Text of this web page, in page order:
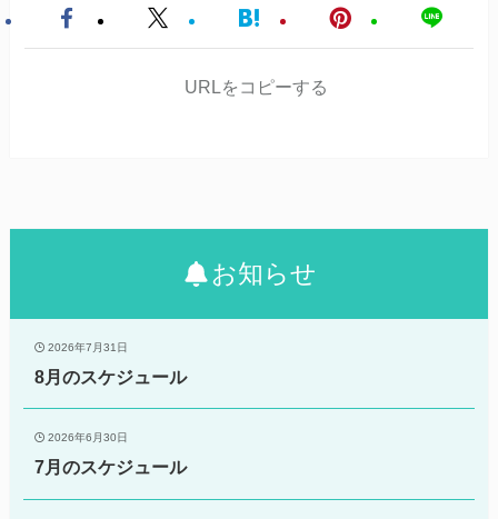
URLをコピーする
お知らせ
2026年7月31日
8月のスケジュール
2026年6月30日
7月のスケジュール